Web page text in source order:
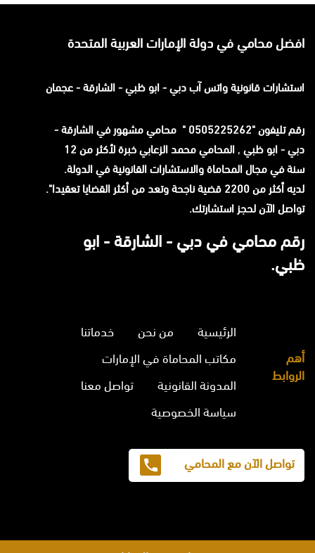
افضل محامي في دولة الإمارات العربية المتحدة
استشارات قانونيةواتس آبدبي - ابو ظبي - الشارقة - عجمان
رقم تليفون "0505225262 " محامي مشهور في الشارقة -
دبي - ابو ظبي ,
المحامي محمد الزعابي خبرة لأكثر من 12
سنة في مجال المحاماة والاستشارات القانونية في الدولة.
لديه أكثر من 2200 قضية ناجحة وتعد من أكثر القضايا تعقيدا".
تواصل الآن لحجز استشارتك.
رقم محامي في دبي - الشارقة - ابو
ظبي.
أهم
الروابط
الرئيسية من نحن
خدماتنا
مكاتب المحاماة في الإمارات
المدونة القانونية
تواصل معنا
سياسة الخصوصية
تواصل الآن مع المحامي